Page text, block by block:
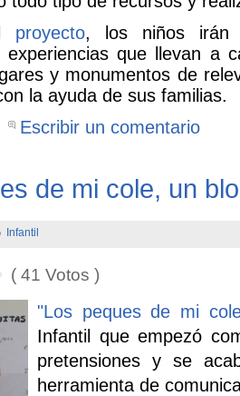
proyecto, los niños irán
experiencias que llevan a
y monumentos de
la ayuda de sus familias.
Escribir un comentario
de mi cole, un
Infantil
( 41 Votos )
"Los peques de mi
Infantil que empezó
pretensiones y se
herramienta de